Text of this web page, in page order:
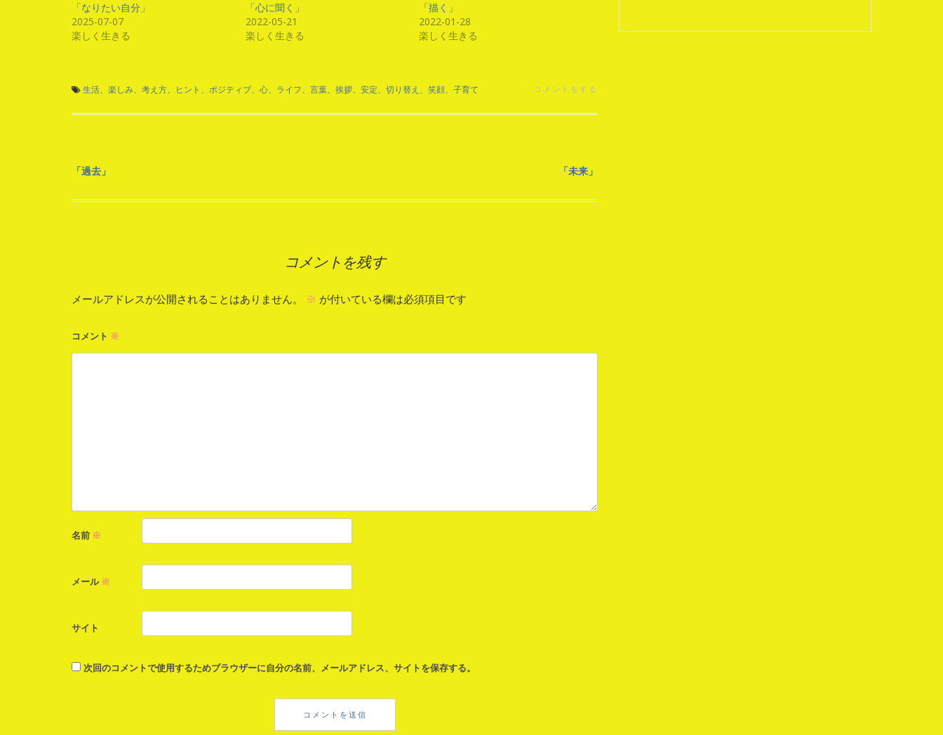
「なりたい自分」
2025-07-07
楽しく生きる
「心に聞く」
2022-05-21
楽しく生きる
「描く」
2022-01-28
楽しく生きる
生活、楽しみ、考え方、ヒント、ポジティブ、心、ライフ、言葉、挨拶、安定、切り替え、笑顔、子育て コメントをする
投
稿
ゲ
ー
シ
「過去」 「未来」
コメントを残す
メールアドレスが公開されることはありません。 ※ が付いている欄は必須項目です
コメント ※
名前 ※
メール ※
サイト
次回のコメントで使用するためブラウザーに自分の名前、メールアドレス、サイトを保存する。